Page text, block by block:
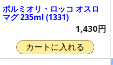
ボルミオリ・ロッコ オスロ
マグ 235ml (1331)
1,430円
カートに入れる